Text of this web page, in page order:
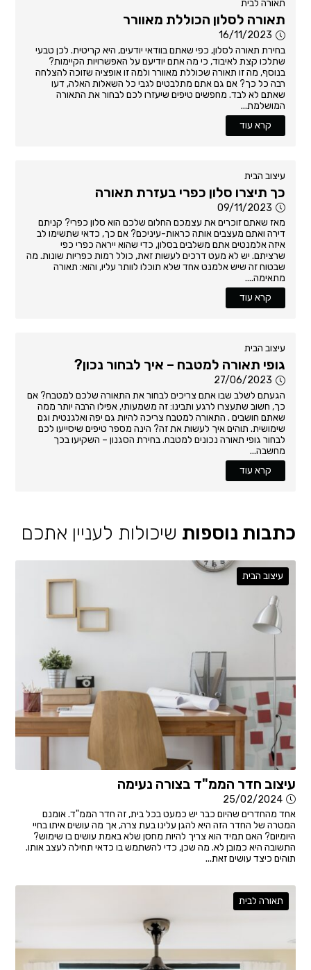
תאורה לבית
תאורה לסלון הכוללת מאוורר
16/11/2023
בחירת תאורה לסלון, כפי שאתם בוודאי יודעים, היא קריטית. לכן טבעי
שתלכו קצת לאיבוד, כי מה אתם יודיעם על האפשרויות הקיימות?
בנוסף, מה זו תאורה שכוללת מאוורר ולמה זו אופציה שזוכה להצלחה
רבה כל כך? אם גם אתם מתלבטים לגבי כל השאלות האלה, דעו
שאתם לא לבד. מחפשים טיפים שיעזרו לכם לבחור את התאורה
המושלמת...
קרא עוד
עיצוב הבית
כך תיצרו סלון כפרי בעזרת תאורה
09/11/2023
מאז שאתם זוכרים את עצמכם החלום שלכם הוא סלון כפרי? קניתם
דירה ואתם מעצבים אותה כראות-עיניכם? אם כך, כדאי שתשימו לב
איזה אלמנטים אתם משלבים בסלון, כדי שהוא ייראה כפרי כפי
שרציתם. יש לא מעט דרכים לעשות זאת, כולל רמות כפריות שונות. מה
שבטוח זה שיש אלמנט אחד שלא תוכלו לוותר עליו, והוא: תאורה
מתאימה....
קרא עוד
עיצוב הבית
גופי תאורה למטבח – איך לבחור נכון?
27/06/2023
הגעתם לשלב שבו אתם צריכים לבחור את התאורה שלכם למטבח? אם
כך, חשוב שתעצרו לרגע ותבינו: זה משמעותי, אפילו הרבה יותר ממה
שאתם חושבים . התאורה למטבח צריכה להיות גם יפה ואלגנטית וגם
שימושית. תוהים איך לעשות את זה? הינה מספר טיפים שיסייעו לכם
לבחור גופי תאורה נכונים למטבח. בחירת הסגנון – השקיעו בכך
מחשבה...
קרא עוד
כתבות נוספות שיכולות לעניין אתכם
עיצוב הבית
עיצוב חדר הממ"ד בצורה נעימה
25/02/2024
אחד מהחדרים שהיום כבר יש כמעט בכל בית, זה חדר הממ"ד. אומנם
המטרה של החדר הזה היא להגן עלינו בעת צרה, אך מה עושים איתו בחיי
היומיום? האם תמיד הוא צריך להיות מחסן שלא באמת עושים בו שימוש?
התשובה היא כמובן לא. מה שכן, כדי להשתמש בו כדאי תחילה לעצב אותו.
תוהים כיצד עושים זאת...
תאורה לבית